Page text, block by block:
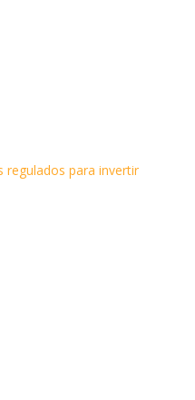
regulados para invertir